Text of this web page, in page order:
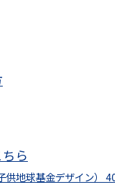
ら
供地球基金デザイン）